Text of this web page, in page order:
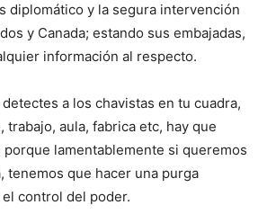
diplomático y la segura intervención
y Canada; estando sus embajadas,
información al respecto.
a los chavistas en tu cuadra,
trabajo, aula, fabrica etc, hay que
lamentablemente si queremos
tenemos que hacer una purga
control del poder.